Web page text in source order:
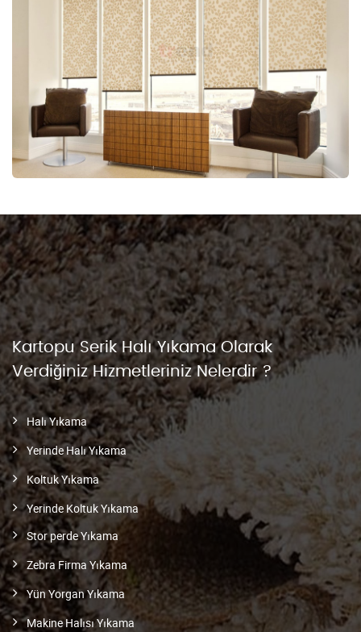
Kartopu Serik Halı Yıkama Olarak
Verdiğiniz Hizmetleriniz Nelerdir ?
Halı Yıkama
Yerinde Halı Yıkama
Koltuk Yıkama
Yerinde Koltuk Yıkama
Stor perde Yıkama
Zebra Firma Yıkama
Yün Yorgan Yıkama
Makine Halısı Yıkama